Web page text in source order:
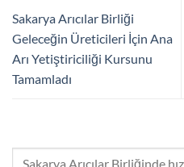
Sakarya Arıcılar Birliği
Geleceğin Üreticileri İçin Ana
Arı Yetiştiriciliği Kursunu
Tamamladı